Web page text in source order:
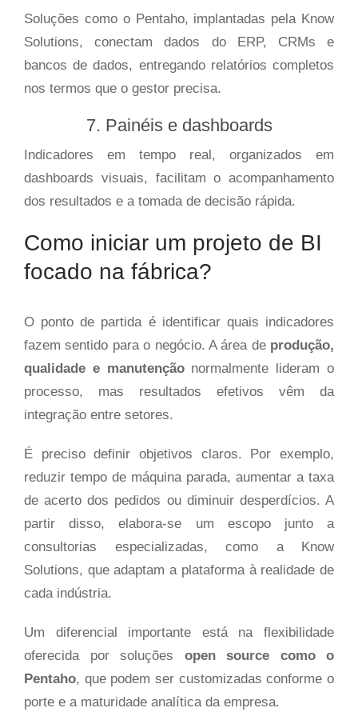
Soluções como o Pentaho, implantadas pela Know
Solutions, conectam dados do ERP, CRMs e
bancos de dados, entregando relatórios completos
nos termos que o gestor precisa.
7. Painéis e dashboards
Indicadores em tempo real, organizados em
dashboards visuais, facilitam o acompanhamento
dos resultados e a tomada de decisão rápida.
Como iniciar um projeto de BI
focado na fábrica?
O ponto de partida é identificar quais indicadores
fazem sentido para o negócio. A área de produção,
qualidade e manutençãonormalmente lideram o
processo, mas resultados efetivos vêm da
integração entre setores.
É preciso definir objetivos claros. Por exemplo,
reduzir tempo de máquina parada, aumentar a taxa
de acerto dos pedidos ou diminuir desperdícios. A
partir disso, elabora-se um escopo junto a
consultorias especializadas, como a Know
Solutions, que adaptam a plataforma à realidade de
cada indústria.
Um diferencial importante está na flexibilidade
oferecida por soluções open source como o
Pentaho, que podem ser customizadas conforme o
porte e a maturidade analítica da empresa.